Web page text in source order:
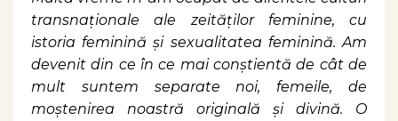
transnaționale ale zeităților feminine, cu
istoria feminină și sexualitatea feminină. Am
devenit din ce în ce mai conștientă de cât de
mult suntem separate noi, femeile, de
moștenirea noastră originală și divină. O